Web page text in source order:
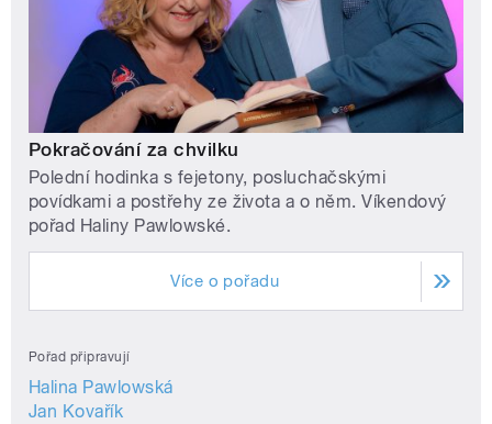
Pokračování za chvilku
Polední hodinka s fejetony, posluchačskými
povídkami a postřehy ze života a o něm. Víkendový
pořad Haliny Pawlowské.
Více o pořadu
Pořad připravují
Halina Pawlowská
Jan Kovařík